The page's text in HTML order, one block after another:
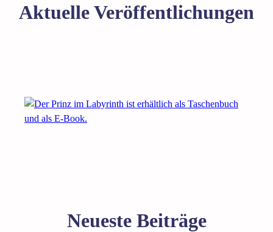
Aktuelle Veröffentlichungen
Neueste Beiträge